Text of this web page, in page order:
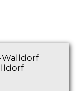
Walldorf